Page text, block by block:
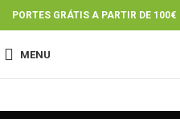
PORTES GRÁTIS A PARTIR DE 100€
MENU